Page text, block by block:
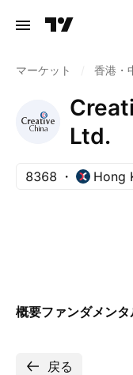
マーケット 香港・
Ltd.
8368 Hong
概要ファンダメンタ
戻る